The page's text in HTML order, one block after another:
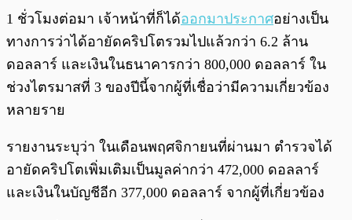
1 ชั่วโมงต่อมา เจ้าหน้าที่ก็ได้ออกมาประกาศอย่างเป็น
ทางการว่าได้อายัดคริปโตรวมไปแล้วกว่า 6.2 ล้าน
ดอลลาร์ และเงินในธนาคารกว่า 800,000 ดอลลาร์ ใน
ช่วงไตรมาสที่ 3 ของปีนี้จากผู้ที่เชื่อว่ามีความเกี่ยวข้อง
หลายราย
รายงานระบุว่า ในเดือนพฤศจิกายนที่ผ่านมา ตำรวจได้
อายัดคริปโตเพิ่มเติมเป็นมูลค่ากว่า 472,000 ดอลลาร์
และเงินในบัญชีอีก 377,000 ดอลลาร์ จากผู้ที่เกี่ยวข้อง